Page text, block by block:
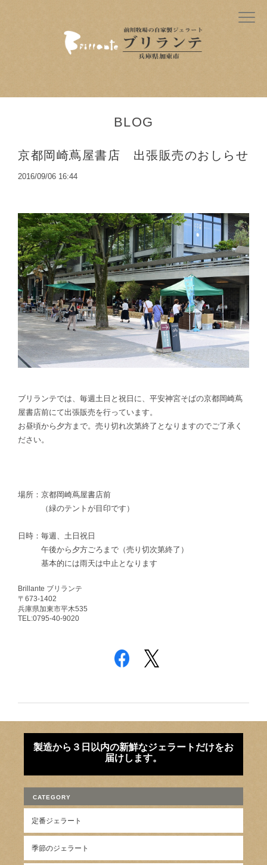
BLOG
京都岡崎蔦屋書店 出張販売のおしらせ
2016/09/06 16:44
ブリランテでは、毎週土日と祝日に、平安神宮そばの京都岡崎蔦
屋書店前にて出張販売を行っています。
お昼頃から夕方まで。売り切れ次第終了となりますのでご了承く
ださい。
場所：京都岡崎蔦屋書店前
（緑のテントが目印です）
日時：毎週、土日祝日
午後から夕方ごろまで（売り切次第終了）
基本的には雨天は中止となります
Brillante ブリランテ
〒673-1402
兵庫県加東市平木535
TEL:0795-40-9020
製造から３日以内の新鮮なジェラートだけをお
届けします。
CATEGORY
定番ジェラート
季節のジェラート